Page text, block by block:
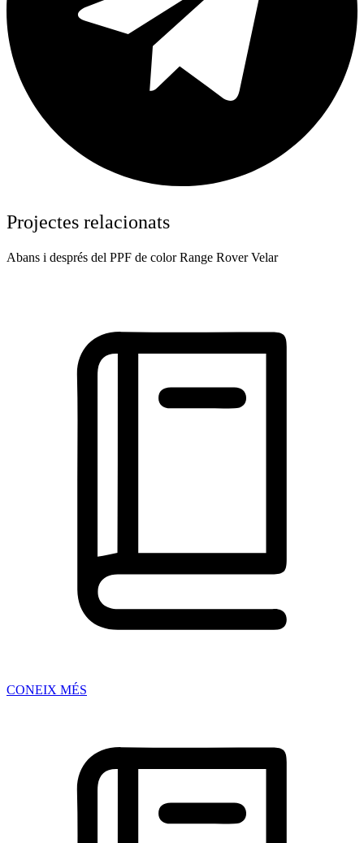
Projectes relacionats
Abans i després del PPF de color Range Rover Velar
CONEIX MÉS